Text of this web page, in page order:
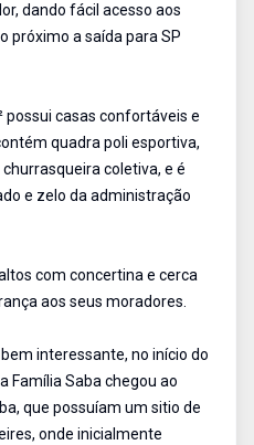
dando fácil acesso aos
próximo a saída para SP
possui casas confortáveis e
quadra poli esportiva,
coletiva, e é
e zelo da administração
com concertina e cerca
aos seus moradores.
interessante, no início do
Família Saba chegou ao
que possuíam um sitio de
onde inicialmente